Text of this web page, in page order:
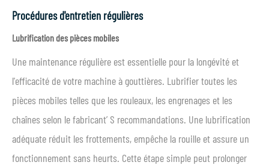
Procédures d'entretien régulières
Lubrification des pièces mobiles
Une maintenance régulière est essentielle pour la longévité et
l'efficacité de votre machine à gouttières. Lubrifier toutes les
pièces mobiles telles que les rouleaux, les engrenages et les
chaînes selon le fabricant’ S recommandations. Une lubrification
adéquate réduit les frottements, empêche la rouille et assure un
fonctionnement sans heurts. Cette étape simple peut prolonger